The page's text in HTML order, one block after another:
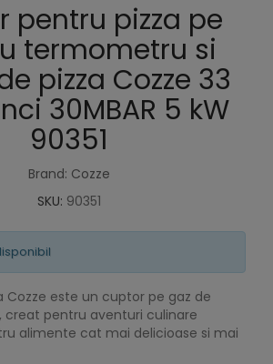
pentru pizza pe
termometru si
pizza Cozze 33
30MBAR 5 kW
90351
Brand: Cozze
SKU: 90351
Cozze este un cuptor pe gaz de
creat pentru aventuri culinare
alimente cat mai delicioase si mai